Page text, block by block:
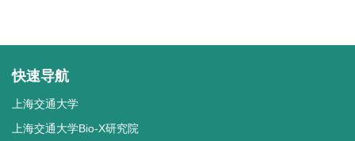
快速导航
上海交通大学
上海交通大学Bio-X研究院